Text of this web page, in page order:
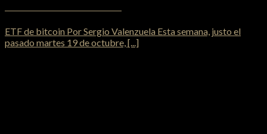
ETF de bitcoin Por Sergio Valenzuela Esta semana, justo el
pasado martes 19 de octubre, [...]